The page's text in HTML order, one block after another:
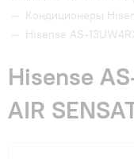
Доставка и
Гарантия и
— Кондиционеры
— Hisense AS-
Hisense
AIR